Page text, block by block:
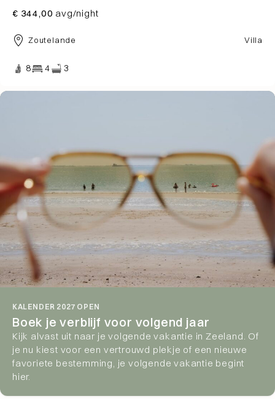
€ 344,00 avg/night
Zoutelande Villa
8 4 3
KALENDER 2027 OPEN
Boek je verblijf voor volgend jaar
Kijk alvast uit naar je volgende vakantie in Zeeland. Of
je nu kiest voor een vertrouwd plekje of een nieuwe
favoriete bestemming, je volgende vakantie begint
hier.